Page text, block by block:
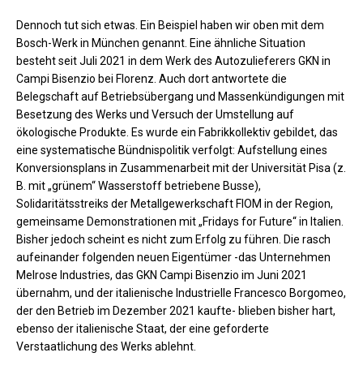
Dennoch tut sich etwas. Ein Beispiel haben wir oben mit dem
Bosch-Werk in München genannt. Eine ähnliche Situation
besteht seit Juli 2021 in dem Werk des Autozulieferers GKN in
Campi Bisenzio bei Florenz. Auch dort antwortete die
Belegschaft auf Betriebsübergang und Massenkündigungen mit
Besetzung des Werks und Versuch der Umstellung auf
ökologische Produkte. Es wurde ein Fabrikkollektiv gebildet, das
eine systematische Bündnispolitik verfolgt: Aufstellung eines
Konversionsplans in Zusammenarbeit mit der Universität Pisa (z.
B. mit „grünem“ Wasserstoff betriebene Busse),
Solidaritätsstreiks der Metallgewerkschaft FIOM in der Region,
gemeinsame Demonstrationen mit „Fridays for Future“ in Italien.
Bisher jedoch scheint es nicht zum Erfolg zu führen. Die rasch
aufeinander folgenden neuen Eigentümer -das Unternehmen
Melrose Industries, das GKN Campi Bisenzio im Juni 2021
übernahm, und der italienische Industrielle Francesco Borgomeo,
der den Betrieb im Dezember 2021 kaufte- blieben bisher hart,
ebenso der italienische Staat, der eine geforderte
Verstaatlichung des Werks ablehnt.